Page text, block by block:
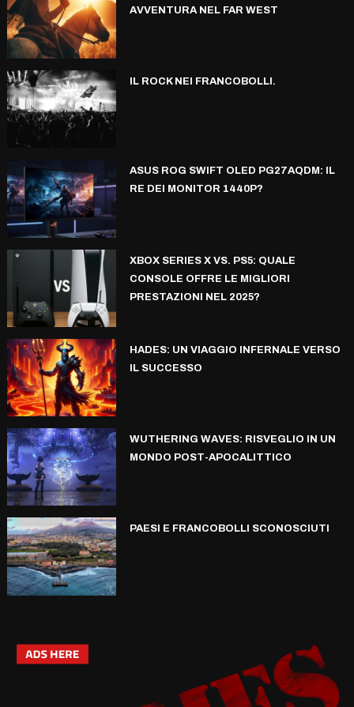
AVVENTURA NEL FAR WEST
IL ROCK NEI FRANCOBOLLI.
ASUS ROG SWIFT OLED PG27AQDM: IL
RE DEI MONITOR 1440P?
XBOX SERIES X VS. PS5: QUALE
CONSOLE OFFRE LE MIGLIORI
PRESTAZIONI NEL 2025?
HADES: UN VIAGGIO INFERNALE VERSO
IL SUCCESSO
WUTHERING WAVES: RISVEGLIO IN UN
MONDO POST-APOCALITTICO
PAESI E FRANCOBOLLI SCONOSCIUTI